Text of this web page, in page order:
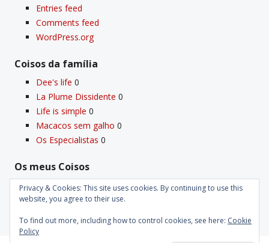
Entries feed
Comments feed
WordPress.org
Coisos da famí­lia
Dee's life 0
La Plume Dissidente 0
Life is simple 0
Macacos sem galho 0
Os Especialistas 0
Os meus Coisos
Deus0
Velho Coiso0
Privacy & Cookies: This site uses cookies. By continuing to use this
website, you agree to their use.
To find out more, including how to control cookies, see here: Cookie
Policy